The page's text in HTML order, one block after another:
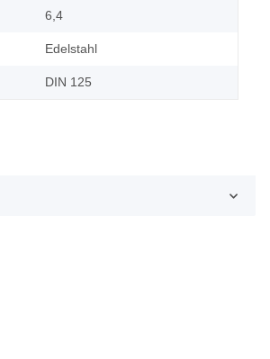
6,4
Edelstahl
DIN 125